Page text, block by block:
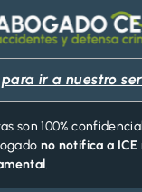
Ceja
ir a nuestro
son 100%
no notifica a
.